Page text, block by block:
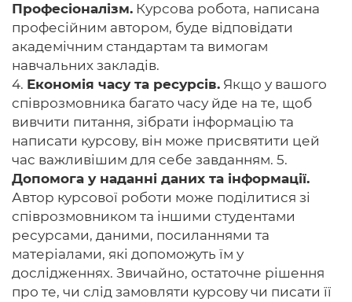
Професіоналізм. Курсова робота, написана
професійним автором, буде відповідати
академічним стандартам та вимогам
навчальних закладів.
4. Економія часу та ресурсів. Якщо у вашого
співрозмовника багато часу йде на те, щоб
вивчити питання, зібрати інформацію та
написати курсову, він може присвятити цей
час важливішим для себе завданням. 5.
Допомога у наданні даних та інформації.
Автор курсової роботи може поділитися зі
співрозмовником та іншими студентами
ресурсами, даними, посиланнями та
матеріалами, які допоможуть їм у
дослідженнях. Звичайно, остаточне рішення
про те, чи слід замовляти курсову чи писати її